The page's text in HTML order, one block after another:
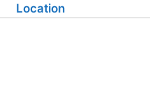
Location